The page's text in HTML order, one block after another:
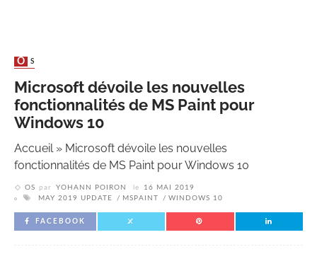
OS
Microsoft dévoile les nouvelles
fonctionnalités de MS Paint pour
Windows 10
Accueil» Microsoft dévoile les nouvelles
fonctionnalités de MS Paint pour Windows 10
OS par YOHANN POIRON le
16 MAI 2019
MAY 2019 UPDATE
MSPAINT WINDOWS 10
FACEBOOK